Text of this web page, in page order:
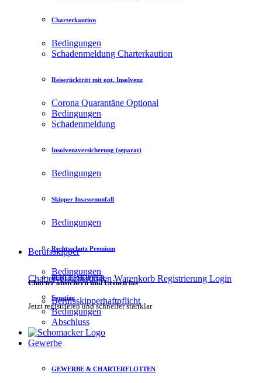
Charterkaution
Bedingungen
Schadenmeldung Charterkaution
Reiserücktritt mit opt. Insolvenz
Corona Quarantäne Optional
Bedingungen
Schadenmeldung
Insolvenzversicherung (separat)
Bedingungen
Skipper Insassenunfall
Bedingungen
Rechtsschutz Premium
Bedingungen
Sonstige
Charter absichern und Leinen los
Jetzt registrieren und schneller startklar
CharterversicherungenWarenkorb Registrierung Login
Berufsskipper
BERUFSSKIPPER
Berufsskipperhaftpflicht
Bedingungen
Abschluss
Gewerbe
GEWERBE & CHARTERFLOTTEN